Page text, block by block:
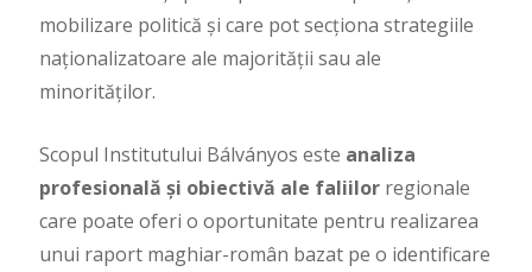
mobilizare politică și care pot secționa strategiile
naționalizatoare ale majorității sau ale
minorităților.
Scopul Institutului Bálványos este analiza
profesională și obiectivă ale faliilorregionale
care poate oferi o oportunitate pentru realizarea
unui raport maghiar-român bazat pe o identificare